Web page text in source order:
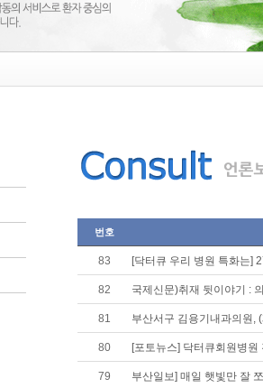
번호
83 [닥터큐 우리 병원 특화는]
82 국제신문)취재 뒷이야기 :
81 부산서구 김용기내과의원,
80 [포토뉴스] 닥터큐회원병원
79 부산일보] 매일 햇빛만 잘